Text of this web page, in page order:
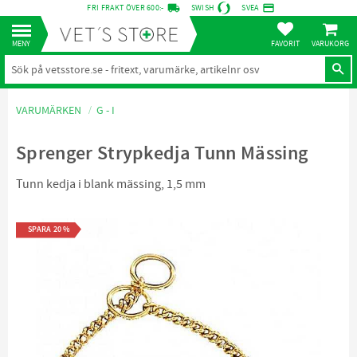
Meny
FRI FRAKT ÖVER 600:- local_shipping SWISH SVEA credit_card
FAVORITER
VARUMÄRKEN G - I
Sprenger Strypkedja Tunn Mässing
Tunn kedja i blank mässing, 1,5 mm
SPARA 20%